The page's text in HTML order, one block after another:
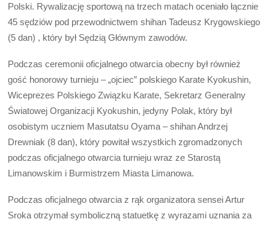
Polski. Rywalizację sportową na trzech matach oceniało łącznie
45 sędziów pod przewodnictwem shihan Tadeusz Krygowskiego
(5 dan) , który był Sędzią Głównym zawodów.
Podczas ceremonii oficjalnego otwarcia obecny był również
gość honorowy turnieju – „ojciec” polskiego Karate Kyokushin,
Wiceprezes Polskiego Związku Karate, Sekretarz Generalny
Światowej Organizacji Kyokushin, jedyny Polak, który był
osobistym uczniem Masutatsu Oyama – shihan Andrzej
Drewniak (8 dan), który powitał wszystkich zgromadzonych
podczas oficjalnego otwarcia turnieju wraz ze Starostą
Limanowskim i Burmistrzem Miasta Limanowa.
Podczas oficjalnego otwarcia z rąk organizatora sensei Artur
Sroka otrzymał symboliczną statuetkę z wyrazami uznania za